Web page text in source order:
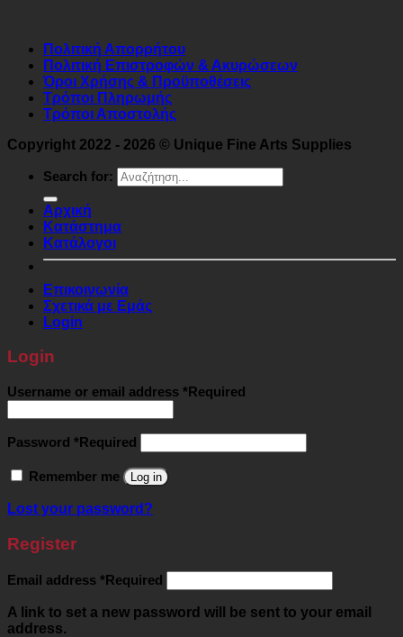
Πολιτική Απορρήτου
Πολιτική Επιστροφών & Ακυρώσεων
Όροι Χρήσης & Προϋποθέσεις
Τρόποι Πληρωμής
Τρόποι Αποστολής
Copyright 2022 - 2026 © Unique Fine Arts Supplies
Search for:
Αρχική
Κατάστημα
Κατάλογοι
Επικοινωνία
Σχετικά με Εμάς
Login
Login
Username or email address *Required
Password *Required
Remember me Log in
Lost your password?
Register
Email address *Required
A link to set a new password will be sent to your email
address.